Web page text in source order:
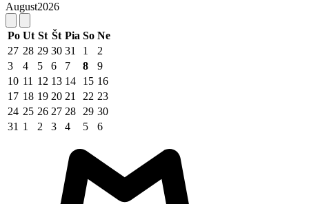
August2026
Po Ut St Št Pia So Ne
27 28 29 30 31 1
2
3
4 5 6 7 8
9
10 11 12 13 14 15 16
17 18 19 20 21 22 23
24 25 26 27 28 29 30
31 1 2 3 4 5 6